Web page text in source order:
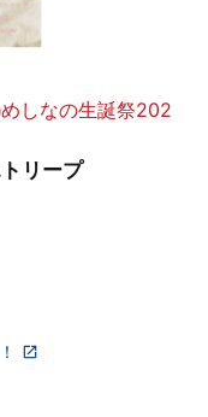
しなの生誕祭202
リープ